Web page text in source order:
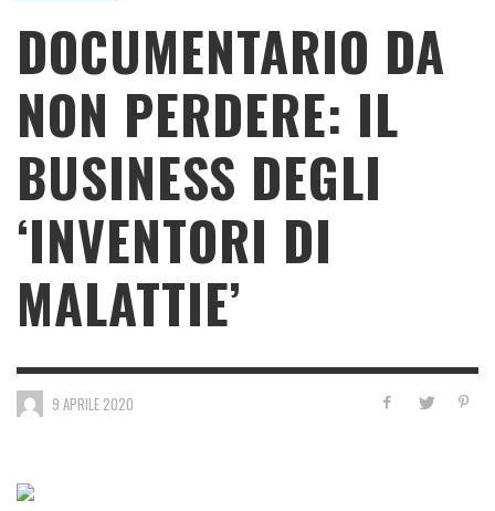
DOCUMENTARIO DA
NON PERDERE: IL
BUSINESS DEGLI
‘INVENTORI DI
MALATTIE’
9 APRILE 2020